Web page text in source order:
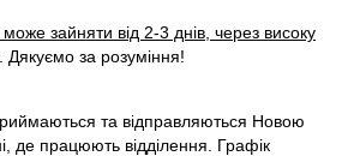
зайняти від 2-3 днів, через високу
. Дякуємо за розуміння!
та відправляються Новою
де працюють відділення. Графік